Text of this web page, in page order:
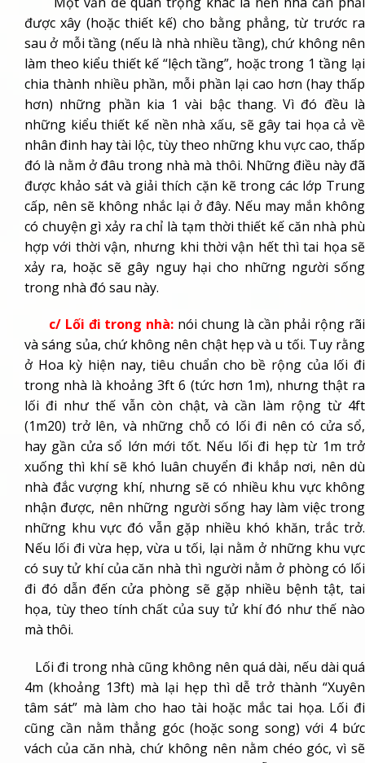
được xây (hoặc thiết kế) cho bằng phẳng, từ trước ra
sau ở mỗi tầng (nếu là nhà nhiều tầng), chứ không nên
làm theo kiểu thiết kế “lệch tầng”, hoặc trong 1 tầng lại
chia thành nhiều phần, mỗi phần lại cao hơn (hay thấp
hơn) những phần kia 1 vài bậc thang. Vì đó đều là
những kiểu thiết kế nền nhà xấu, sẽ gây tai họa cả về
nhân đinh hay tài lộc, tùy theo những khu vực cao, thấp
đó là nằm ở đâu trong nhà mà thôi. Những điều này đã
được khảo sát và giải thích cặn kẽ trong các lớp Trung
cấp, nên sẽ không nhắc lại ở đây. Nếu may mắn không
có chuyện gì xảy ra chỉ là tạm thời thiết kế căn nhà phù
hợp với thời vận, nhưng khi thời vận hết thì tai họa sẽ
xảy ra, hoặc sẽ gây nguy hại cho những người sống
trong nhà đó sau này.
c/ Lối đi trong nhà: nói chung là cần phải rộng rãi
và sáng sủa, chứ không nên chật hẹp và u tối. Tuy rằng
ở Hoa kỳ hiện nay, tiêu chuẩn cho bề rộng của lối đi
trong nhà là khoảng 3ft 6 (tức hơn 1m), nhưng thật ra
lối đi như thế vẫn còn chật, và cần làm rộng từ 4ft
(1m20) trở lên, và những chỗ có lối đi nên có cửa sổ,
hay gần cửa sổ lớn mới tốt. Nếu lối đi hẹp từ 1m trở
xuống thì khí sẽ khó luân chuyển đi khắp nơi, nên dù
nhà đắc vượng khí, nhưng sẽ có nhiều khu vực không
nhận được, nên những người sống hay làm việc trong
những khu vực đó vẫn gặp nhiều khó khăn, trắc trở.
Nếu lối đi vừa hẹp, vừa u tối, lại nằm ở những khu vực
có suy tử khí của căn nhà thì người nằm ở phòng có lối
đi đó dẫn đến cửa phòng sẽ gặp nhiều bệnh tật, tai
họa, tùy theo tính chất của suy tử khí đó như thế nào
mà thôi.
Lối đi trong nhà cũng không nên quá dài, nếu dài quá
4m (khoảng 13ft) mà lại hẹp thì dễ trở thành “Xuyên
tâm sát” mà làm cho hao tài hoặc mắc tai họa. Lối đi
cũng cần nằm thẳng góc (hoặc song song) với 4 bức
vách của căn nhà, chứ không nên nằm chéo góc, vì sẽ